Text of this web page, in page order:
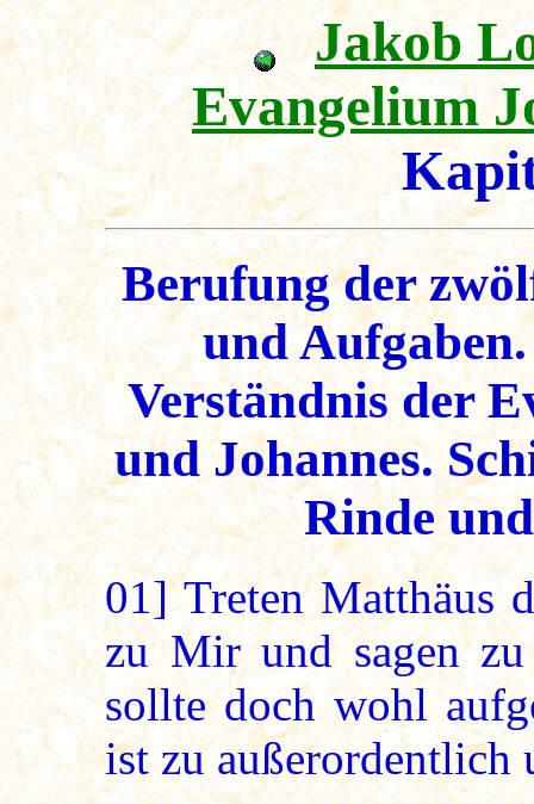
Jakob
Evangelium
Berufung der
und
Verständnis der
und Johannes.
Rinde
01]Treten Matthäus
zu Mir und sagen
sollte doch wohl
ist zu